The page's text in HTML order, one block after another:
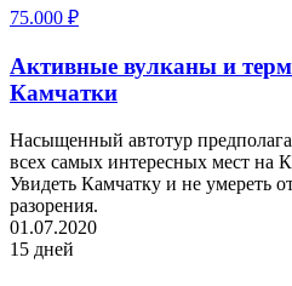
75.000 ₽
Активные вулканы и
Камчатки
Насыщенный автотур
всех самых интересных мест на
Увидеть Камчатку и не умереть
разорения.
01.07.2020
15 дней